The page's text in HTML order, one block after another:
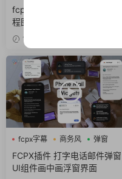
fcpx插件 6组互联网Ui动效流
程图窗口组件界面
16小时前
fcpx字幕 商务风 弹窗
FCPX插件 打字电话邮件弹窗
UI组件画中画浮窗界面